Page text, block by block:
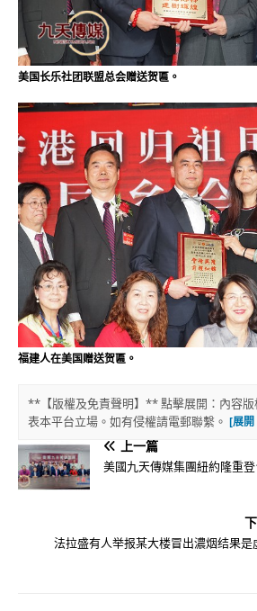
美国长乐社团联盟总会赠送贺匾。
福建人在美国赠送贺匾。
**【版權及免責聲明】** 點擊展開：內容
表本平台立場。如有侵權請電郵聯繫。
上一篇
美國九天傳媒集團紐約隆重登
法拉盛有人举报某大楼冒出濃烟结果是